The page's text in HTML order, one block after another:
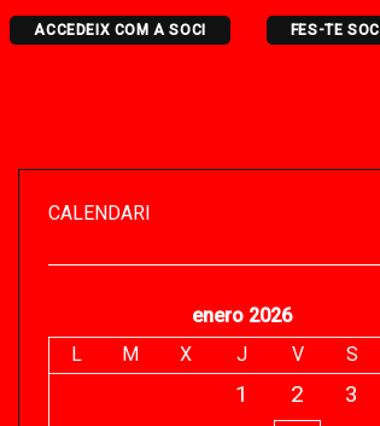
ACCEDEIX COM A SOCI FES-TE SOCI
CALENDARI
enero 2026
L
M X J V S
1 2 3